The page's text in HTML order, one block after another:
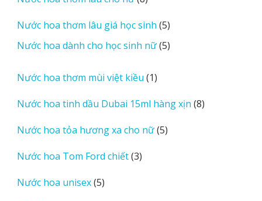
phẩm
Nước hoa thơm lâu giá học sinh 55
sản
phẩm
Nước hoa dành cho học sinh nữ 55
Nước hoa thơm mùi việt kiều 11
phẩm
Nước hoa tinh dầu Dubai 15ml hàng xịn 88
Nước hoa tỏa hương xa cho nữ 55
Nước hoa Tom Ford chiết 33
Nước hoa unisex 55